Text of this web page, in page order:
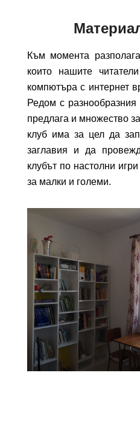
Към момента
които нашите читатели
компютъра с интернет
Редом с
предлага и множество
клуб има за цел да
заглавия и да
клубътпо настолни игри
за малки и големи.